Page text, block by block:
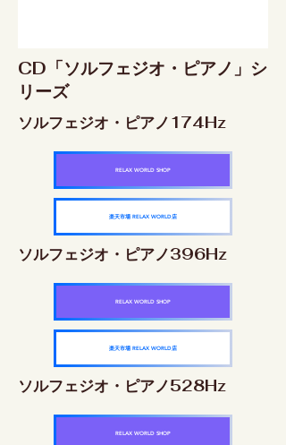
CD「ソルフェジオ・ピアノ」シ
リーズ
ソルフェジオ・ピアノ174Hz
RELAX WORLD SHOP
楽天市場 RELAX WORLD店
ソルフェジオ・ピアノ396Hz
RELAX WORLD SHOP
楽天市場 RELAX WORLD店
ソルフェジオ・ピアノ528Hz
RELAX WORLD SHOP